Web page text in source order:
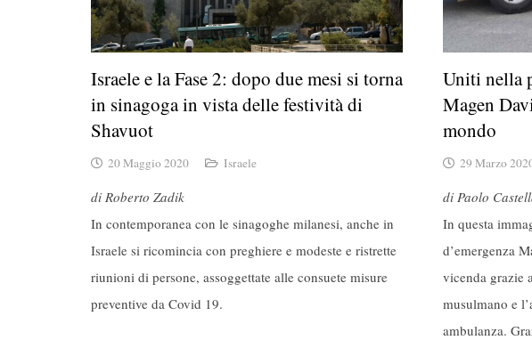
Israele e la Fase 2: dopo due mesi si torna
in sinagoga in vista delle festività di
Shavuot
20 Maggio 2020 Israele
di Roberto Zadik
In contemporanea con le sinagoghe milanesi, anche in
Israele si ricomincia con preghiere e modeste e ristrette
riunioni di persone, assoggettate alle consuete misure
preventive da Covid 19.
Uniti nella
Magen
mondo
29 Marzo
di Paolo
In questa
d’emergenza
vicenda grazie
musulmano e
ambulanza.